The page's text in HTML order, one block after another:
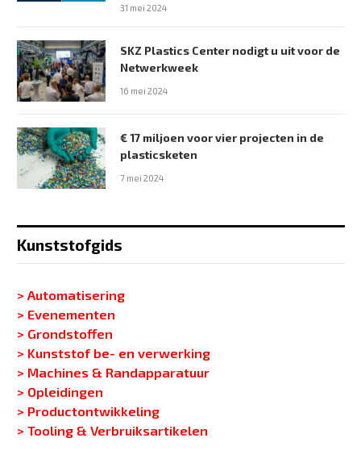
31 mei 2024
SKZ Plastics Center nodigt u uit voor de
Netwerkweek
16 mei 2024
€ 17 miljoen voor vier projecten in de
plasticsketen
7 mei 2024
Kunststofgids
> Automatisering
> Evenementen
> Grondstoffen
> Kunststof be- en verwerking
> Machines & Randapparatuur
> Opleidingen
> Productontwikkeling
> Tooling & Verbruiksartikelen